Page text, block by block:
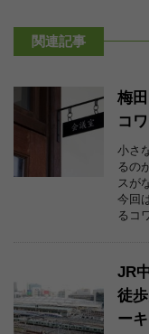
関連記事
梅
コ
小さ
るの
スが
今回
るコ
JR
徒
ー